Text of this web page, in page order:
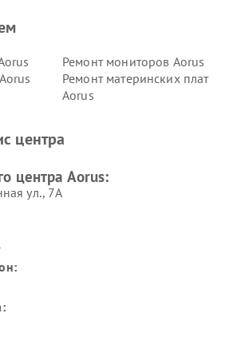
Ремонт мониторов Aorus
Ремонт материнских плат
Aorus
центра
центра Aorus:
ул., 7А